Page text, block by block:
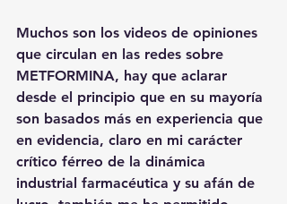
Muchos son los videos de opiniones
que circulan en las redes sobre
METFORMINA, hay que aclarar
desde el principio que en su mayoría
son basados más en experiencia que
en evidencia, claro en mi carácter
crítico férreo de la dinámica
industrial farmacéutica y su afán de